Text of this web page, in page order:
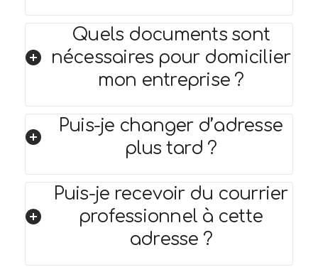
Quels documents sont
nécessaires pour domicilier
mon entreprise ?
Puis-je changer d’adresse
plus tard ?
Puis-je recevoir du courrier
professionnel à cette
adresse ?